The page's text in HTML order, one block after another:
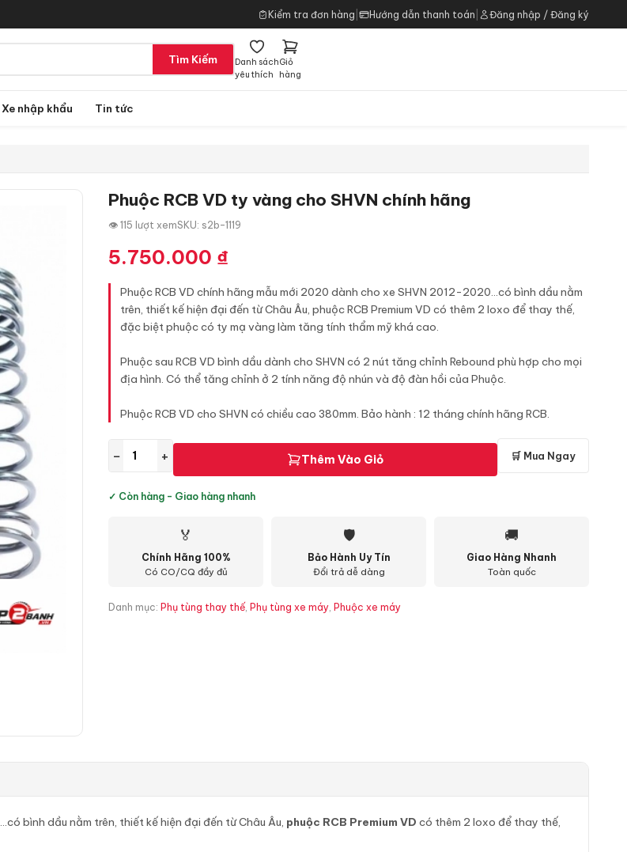
Kiểm tra đơn hàng Hướng dẫn thanh toán Đăng nhập / Đăng ký
Tìm Kiếm
Danh sách
yêu thích
Giỏ
hàng
Xe nhập khẩu Tin tức
Phuộc RCB VD ty vàng cho SHVN chính hãng
👁 115 lượt xemSKU: s2b-1119
5.750.000 ₫
Phuộc RCB VD chính hãng mẫu mới 2020 dành cho xe SHVN 2012-2020...có bình dầu nằm
trên, thiết kế hiện đại đến từ Châu Âu, phuộc RCB Premium VD có thêm 2 loxo để thay thế,
đặc biệt phuộc có ty mạ vàng làm tăng tính thẩm mỹ khá cao.
Phuộc sau RCB VD bình dầu dành cho SHVN có 2 nút tăng chỉnh Rebound phù hợp cho mọi
địa hình. Có thể tăng chỉnh ở 2 tính năng độ nhún và độ đàn hồi của Phuộc.
Phuộc RCB VD cho SHVN có chiều cao 380mm. Bảo hành : 12 tháng chính hãng RCB.
− + Thêm Vào Giỏ 🛒 Mua Ngay
✓ Còn hàng - Giao hàng nhanh
🏅
Chính Hãng 100%
Có CO/CQ đầy đủ
🛡
Bảo Hành Uy Tín
Đổi trả dễ dàng
🚚
Giao Hàng Nhanh
Toàn quốc
Danh mục: Phụ tùng thay thế, Phụ tùng xe máy, Phuộc xe máy
…có bình dầu nằm trên, thiết kế hiện đại đến từ Châu Âu, phuộc RCB Premium VD có thêm 2 loxo để thay thế,